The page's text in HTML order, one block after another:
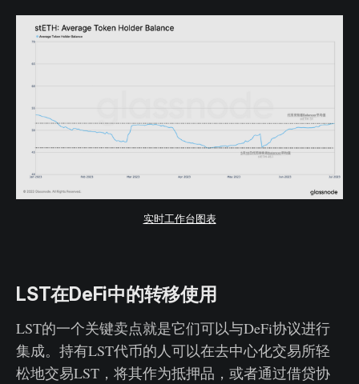
实时工作台图表
LST在DeFi中的转移使用
LST的一个关键卖点就是它们可以与DeFi协议进行
集成。持有LST代币的人可以在去中心化交易所轻
松地交易LST，将其作为抵押品，或者通过借贷协